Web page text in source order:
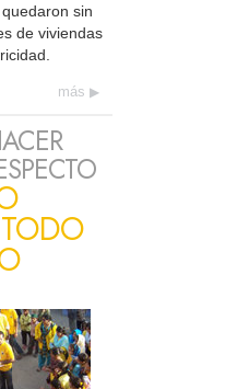
sin
de viviendas
más